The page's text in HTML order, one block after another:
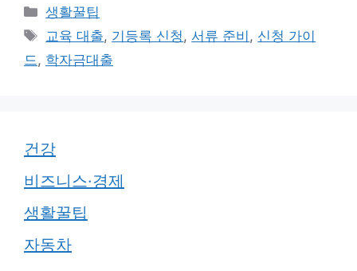
카
테
리
생활꿀팁
태
그
교육 대출, 기등록 신청, 서류 준비 , 신청 가이
드, 학자금대출
건강
비즈니스·경제
생활꿀팁
자동차